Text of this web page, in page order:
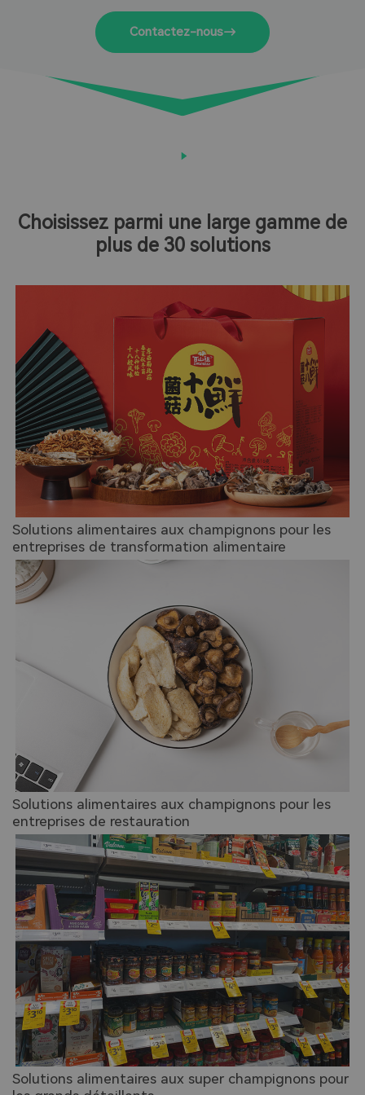
Contactez-nous
Choisissez parmi une large gamme de
plus de 30 solutions
Solutions alimentaires aux champignons pour les
entreprises de transformation alimentaire
Solutions alimentaires aux champignons pour les
entreprises de restauration
Solutions alimentaires aux super champignons pour